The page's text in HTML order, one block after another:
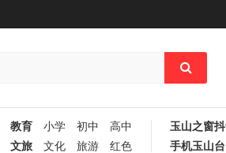
教育 小学 初中
高中
文旅
文化 旅游 红色
玉山之窗
手机玉山台